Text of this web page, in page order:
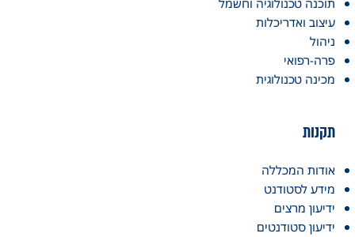
תוכנה טכנולוגיה וחשמל
עיצוב ואדריכלות
ניהול
פרה-רפואי
מכינה טכנולוגית
תקנות
אודות המכללה
מידע לסטודנט
ידיעון מרצים
ידיעון סטודנטים